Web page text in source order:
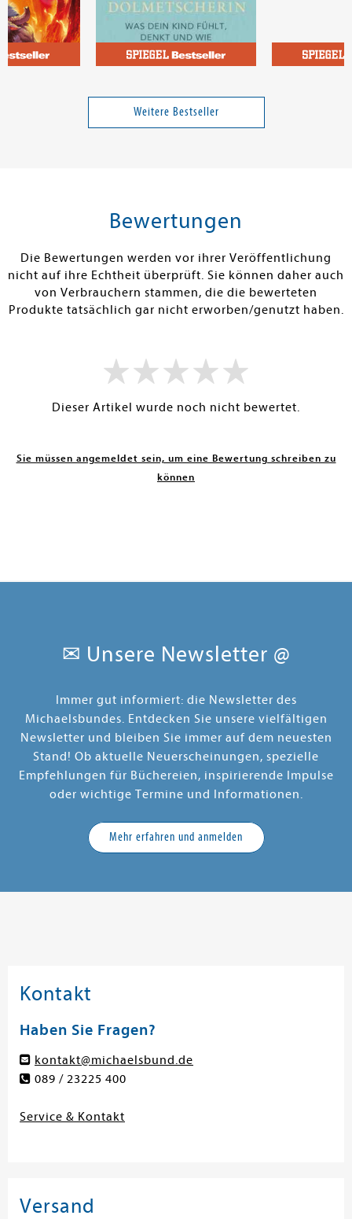
Die Kinderdolmetscherin
Warenkorb
Weitere Bestseller
Bewertungen
Die Bewertungen werden vor ihrer Veröffentlichung
nicht auf ihre Echtheit überprüft. Sie können daher auch
von Verbrauchern stammen, die die bewerteten
Produkte tatsächlich gar nicht erworben/genutzt haben.
Dieser Artikel wurde noch nicht bewertet.
Sie müssen angemeldet sein, um eine Bewertung schreiben zu
können
✉ Unsere Newsletter @
Immer gut informiert: die Newsletter des
Michaelsbundes. Entdecken Sie unsere vielfältigen
Newsletter und bleiben Sie immer auf dem neuesten
Stand! Ob aktuelle Neuerscheinungen, spezielle
Empfehlungen für Büchereien, inspirierende Impulse
oder wichtige Termine und Informationen.
Mehr erfahren und anmelden
Kontakt
Haben Sie Fragen?
kontakt@michaelsbund.de
089 / 23225 400
Service & Kontakt
Versand